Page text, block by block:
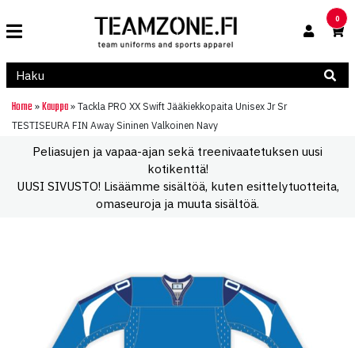
0
Home » Kauppa » Tackla PRO XX Swift Jääkiekkopaita Unisex Jr Sr
TESTISEURA FIN Away Sininen Valkoinen Navy
Peliasujen ja vapaa-ajan sekä treenivaatetuksen uusi
kotikenttä!
UUSI SIVUSTO! Lisäämme sisältöä, kuten esittelytuotteita,
omaseuroja ja muuta sisältöä.